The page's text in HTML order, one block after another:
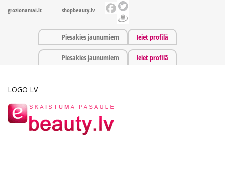
grozionamai.lt shopbeauty.lv
Piesakies jaunumiem Ieiet profilā
Piesakies jaunumiem Ieiet profilā
LOGO LV